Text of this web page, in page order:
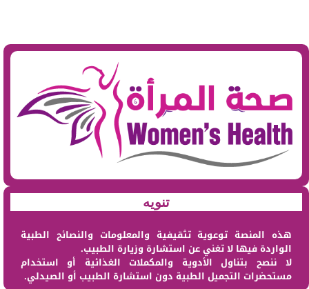
تنويه
هذه المنصة توعوية تثقيفية والمعلومات والنصائح الطبية
الواردة فيها لا تغني عن استشارة وزيارة الطبيب.
لا ننصح بتناول الأدوية والمكملات الغذائية أو استخدام
مستحضرات التجميل الطبية دون استشارة الطبيب أو الصيدلي.